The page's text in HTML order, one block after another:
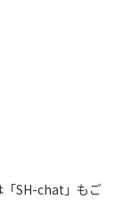
「SH-chat 」もご